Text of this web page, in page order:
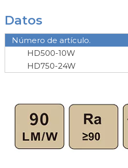
Datos
Número de artículo.
HD500-10W
HD750-24W